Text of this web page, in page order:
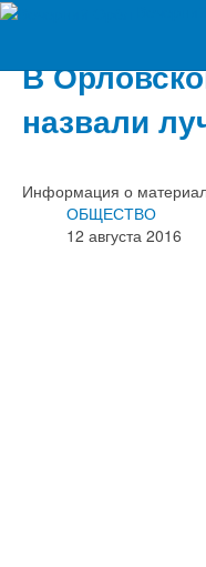
В
назвали
Информация о
ОБЩЕСТВО
12 августа 2016